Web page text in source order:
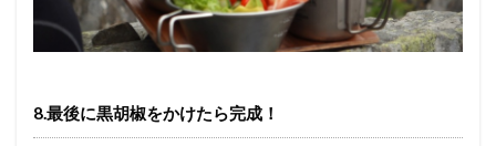
8.最後に黒胡椒をかけたら完成！